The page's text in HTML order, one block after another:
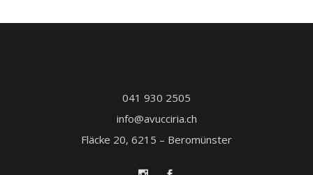
041 930 2505
info@avucciria.ch
Fläcke 20, 6215 – Beromünster